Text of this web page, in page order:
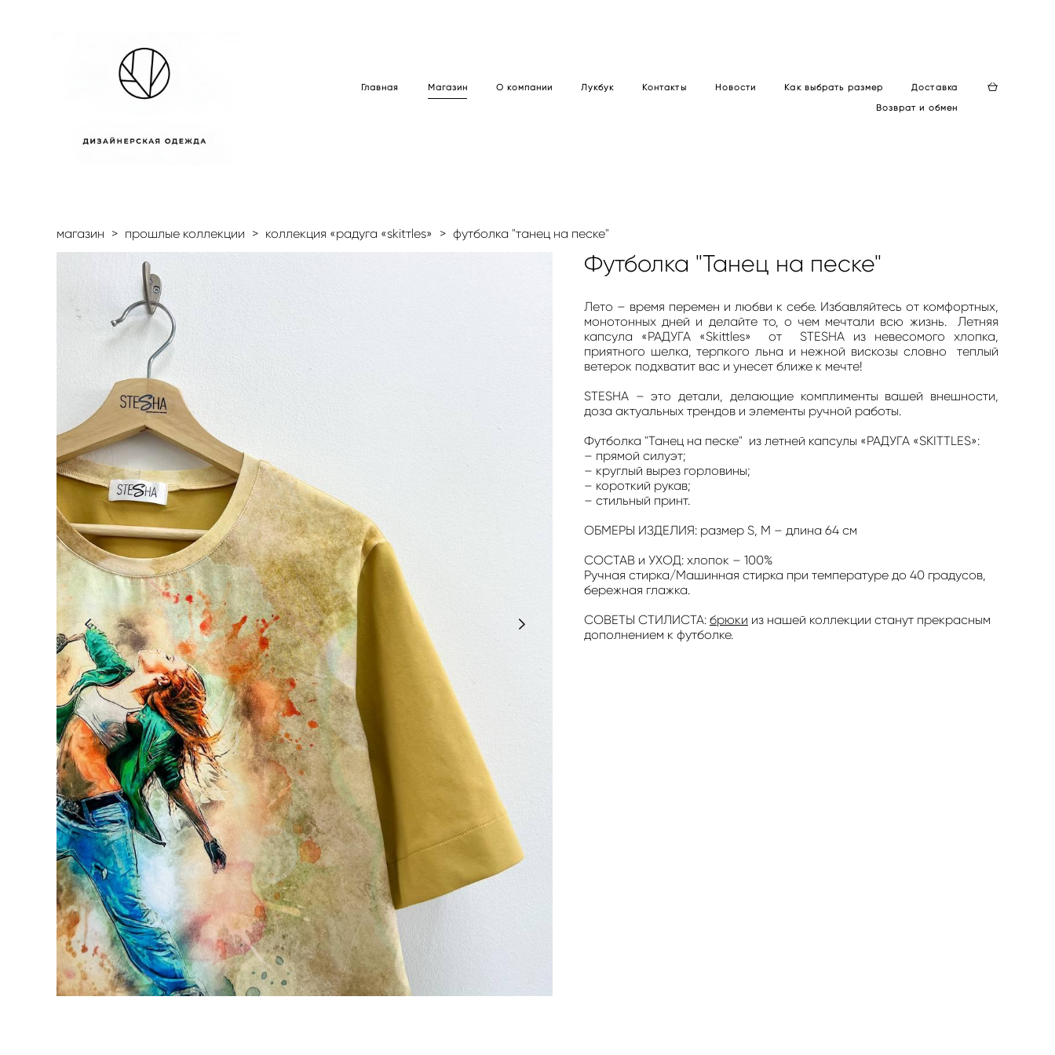
Главная Магазин О компании Лукбук Контакты Новости Как выбрать размер
Доставка
Возврат и обмен
магазин > прошлые коллекции > коллекция «радуга «skitтles» > футболка "танец на песке"
Футболка "Танец на песке"
Лето – время перемен и любви к себе. Избавляйтесь от комфортных,
монотонных дней и делайте то, о чем мечтали всю жизнь. Летняя
капсула «РАДУГА «Skittles» от STESHA из невесомого хлопка,
приятного шелка, терпкого льна и нежной вискозы словно теплый
ветерок подхватит вас и унесет ближе к мечте!
STESHA – это детали, делающие комплименты вашей внешности,
доза актуальных трендов и элементы ручной работы.
Футболка "Танец на песке" из летней капсулы «РАДУГА «SKITТLES»:
– прямой силуэт;
– круглый вырез горловины;
– короткий рукав;
– стильный принт.
ОБМЕРЫ ИЗДЕЛИЯ: размер S, M – длина 64 см
СОСТАВ и УХОД: хлопок – 100%
Ручная стирка/Машинная стирка при температуре до 40 градусов,
бережная глажка.
СОВЕТЫ СТИЛИСТА: брюки из нашей коллекции станут прекрасным
дополнением к футболке.